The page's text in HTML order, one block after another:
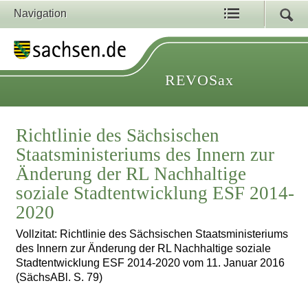
Navigation
REVOSax
Richtlinie des Sächsischen
Staatsministeriums des Innern zur
Änderung der RL Nachhaltige
soziale Stadtentwicklung ESF 2014-
2020
Vollzitat: Richtlinie des Sächsischen Staatsministeriums
des Innern zur Änderung der RL Nachhaltige soziale
Stadtentwicklung ESF 2014-2020 vom 11. Januar 2016
(SächsABl. S. 79)